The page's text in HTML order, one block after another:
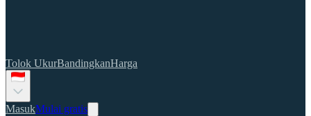
Tolok UkurBandingkanHarga
MasukMulai gratis